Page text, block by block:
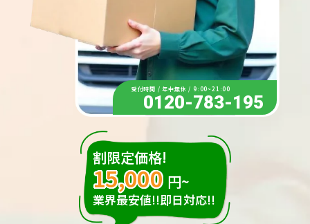
受付時間 / 年中無休 / 9:00~21:00
0120-783-195
割限定価格!
15,000 円~
業界最安値!!即日対応!!